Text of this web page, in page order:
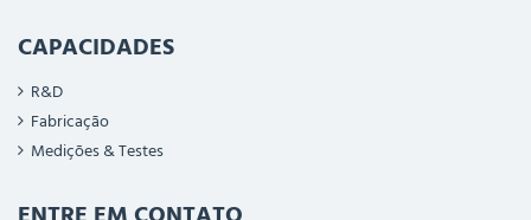
CAPACIDADES
R&D
Fabricação
Medições & Testes